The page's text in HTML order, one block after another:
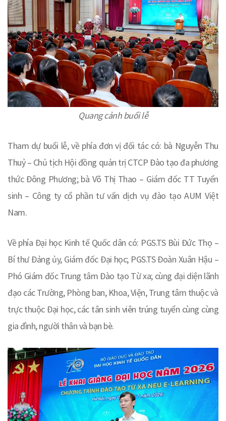
Quang cảnh buổi lễ
Tham dự buổi lễ, về phía đơn vị đối tác có: bà Nguyễn Thu
Thuỷ – Chủ tịch Hội đồng quản trị CTCP Đào tạo đa phương
thức Đông Phương; bà Võ Thị Thao – Giám đốc TT Tuyển
sinh – Công ty cổ phần tư vấn dịch vụ đào tạo AUM Việt
Nam.
Về phía Đại học Kinh tế Quốc dân có: PGS.TS Bùi Đức Thọ –
Bí thư Đảng ủy, Giám đốc Đại học; PGS.TS Đoàn Xuân Hậu –
Phó Giám đốc Trung tâm Đào tạo Từ xa; cùng đại diện lãnh
đạo các Trường, Phòng ban, Khoa, Viện, Trung tâm thuộc và
trực thuộc Đại học, các tân sinh viên trúng tuyển cùng cùng
gia đình, người thân và bạn bè.